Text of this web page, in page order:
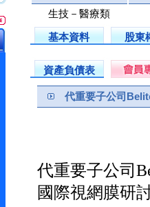
生技－醫療類
基本資料 股東
資產負債表
代重要子公司
代重要子公司
國際視網膜研